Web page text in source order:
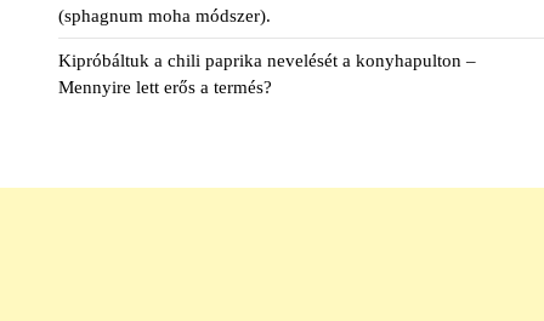
(sphagnum moha módszer).
Kipróbáltuk a chili paprika nevelését a konyhapulton –
Mennyire lett erős a termés?